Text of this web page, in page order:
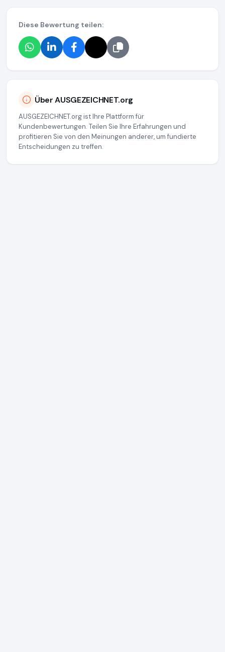
Diese Bewertung teilen:
Über AUSGEZEICHNET.org
AUSGEZEICHNET.org ist Ihre Plattform für
Kundenbewertungen. Teilen Sie Ihre Erfahrungen und
profitieren Sie von den Meinungen anderer, um fundierte
Entscheidungen zu treffen.